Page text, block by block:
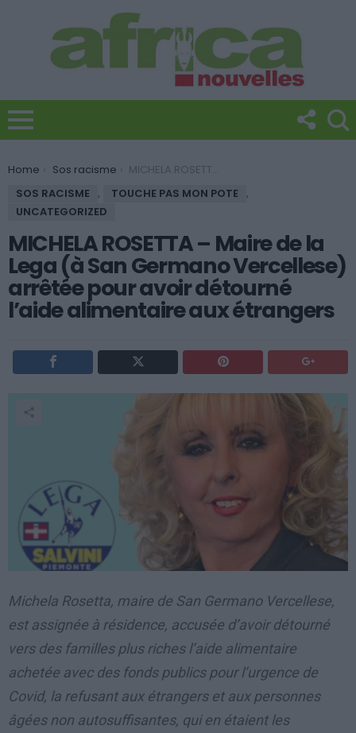
You are here:
Home Sos racisme
MICHELA ROSETTA – Maire de la Lega (à San Germano Vercellese) arrêtée pour avoir détourné l’aide alimentaire aux étrangers
SOS RACISME
, TOUCHE PAS MON POTE ,
UNCATEGORIZED
MICHELA ROSETTA – Maire de la
Lega (à San Germano Vercellese)
arrêtée pour avoir détourné
l’aide alimentaire aux étrangers
Michela Rosetta, maire de San Germano Vercellese,
est assignée à résidence, accusée d’avoir détourné
vers des familles plus riches l’aide alimentaire
achetée avec des fonds publics pour l’urgence de
Covid, la refusant aux étrangers et aux personnes
âgées non autosuffisantes, qui en étaient les